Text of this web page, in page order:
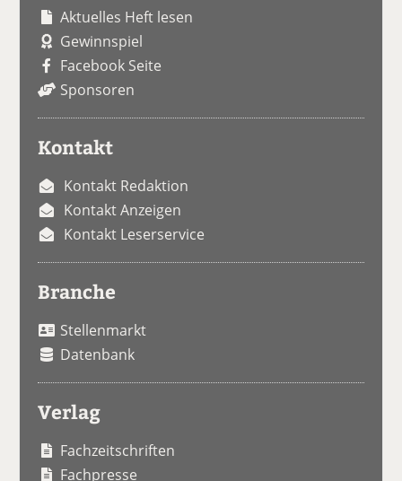
Aktuelles Heft lesen
Gewinnspiel
Facebook Seite
Sponsoren
Kontakt
Kontakt Redaktion
Kontakt Anzeigen
Kontakt Leserservice
Branche
Stellenmarkt
Datenbank
Verlag
Fachzeitschriften
Fachpresse